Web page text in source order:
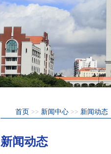
首页 >> 新闻中心 >> 新闻动态
新闻动态